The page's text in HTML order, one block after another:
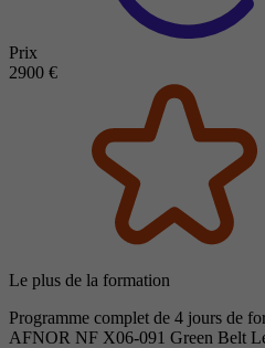
Prix
2900 €
Le plus de la formation
Programme complet de 4 jours de
AFNOR NF X06-091 Green Belt